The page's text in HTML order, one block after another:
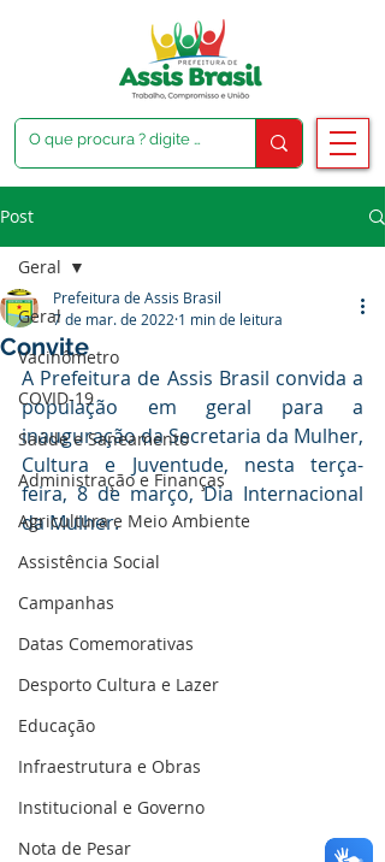
Post
Geral
Vacinômetro
COVID-19
Saúde e Saneamento
Administração e Finanças
Agricultura e Meio Ambiente
Assistência Social
Campanhas
Datas Comemorativas
Desporto Cultura e Lazer
Educação
Infraestrutura e Obras
Institucional e Governo
Nota de Pesar
Geral
Convite
Prefeitura de Assis Brasil
7 de mar. de 2022 1 min de leitura
A Prefeitura de Assis Brasil convida a
população em geral para a
inauguração da Secretaria da Mulher,
Cultura e Juventude, nesta terça-
feira, 8 de março, Dia Internacional
da Mulher.